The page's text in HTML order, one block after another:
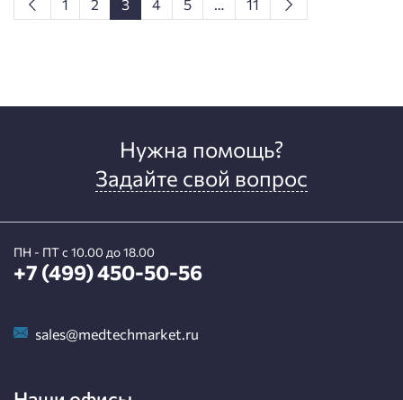
1 2 3 4 5 … 11
Нужна помощь?
Задайте свой вопрос
ПН - ПТ с 10.00 до 18.00
+7 (499) 450-50-56
sales@medtechmarket.ru